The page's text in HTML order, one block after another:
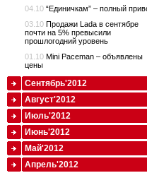
04.10 “Единичкам” – полный
03.10 Продажи Lada в сентябре
почти на 5% превысили
прошлогодний уровень
01.10 Mini Paceman – объявлены
цены
Сентябрь'2012
Август'2012
Июль'2012
Июнь'2012
Май'2012
Апрель'2012